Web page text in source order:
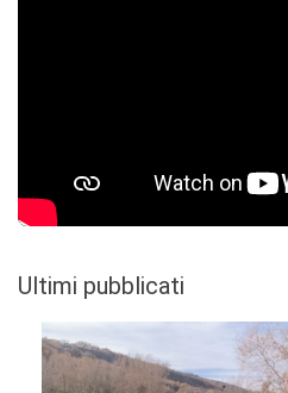
Ultimi pubblicati